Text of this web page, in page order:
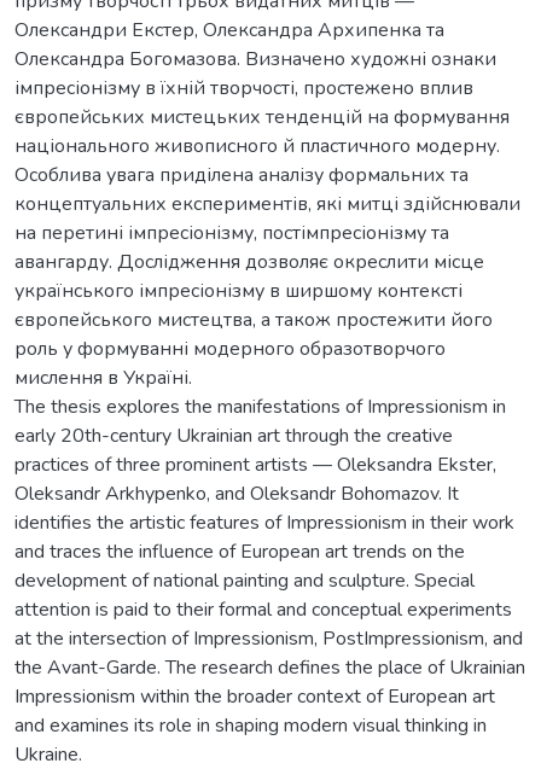
Олександри Екстер, Олександра Архипенка та
Олександра Богомазова. Визначено художні ознаки
імпресіонізму в їхній творчості, простежено вплив
європейських мистецьких тенденцій на формування
національного живописного й пластичного модерну.
Особлива увага приділена аналізу формальних та
концептуальних експериментів, які митці здійснювали
на перетині імпресіонізму, постімпресіонізму та
авангарду. Дослідження дозволяє окреслити місце
українського імпресіонізму в ширшому контексті
європейського мистецтва, а також простежити його
роль у формуванні модерного образотворчого
мислення в Україні.
The thesis explores the manifestations of Impressionism in
early 20th-century Ukrainian art through the creative
practices of three prominent artists — Oleksandra Ekster,
Oleksandr Arkhypenko, and Oleksandr Bohomazov. It
identifies the artistic features of Impressionism in their work
and traces the influence of European art trends on the
development of national painting and sculpture. Special
attention is paid to their formal and conceptual experiments
at the intersection of Impressionism, PostImpressionism, and
the Avant-Garde. The research defines the place of Ukrainian
Impressionism within the broader context of European art
and examines its role in shaping modern visual thinking in
Ukraine.